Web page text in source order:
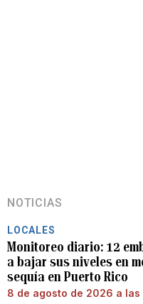
NOTICIAS
LOCALES
Monitoreo diario: 12
a bajar sus niveles en
sequía en Puerto Rico
8 de agosto de 2026 a las